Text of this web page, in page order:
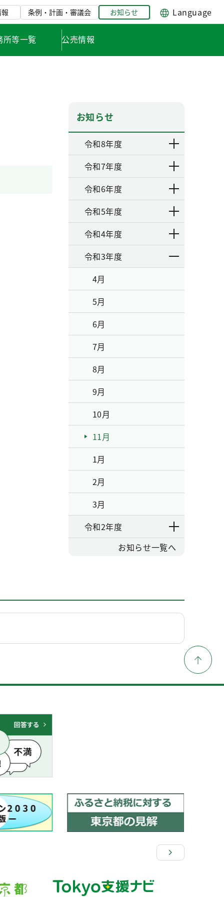
条例・計画・審議会 お知らせ Language
所等一覧 公売情報
お知らせ
令和8年度
令和7年度
令和6年度
令和5年度
令和4年度
令和3年度
4月
5月
6月
7月
8月
9月
10月
11月
1月
2月
3月
令和2年度
お知らせ一覧へ